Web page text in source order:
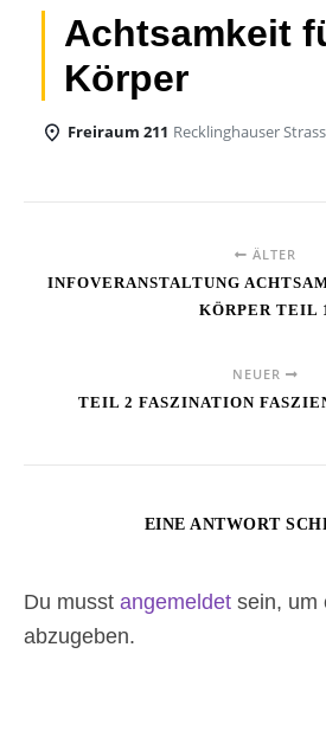
Achtsamkeit
Körper
Freiraum 211 Recklinghauser
ÄLTER
INFOVERANSTALTUNG
KÖRPER TEIL
NEUER
TEIL 2 FASZINATION
EINE ANTWORT
Du musst angemeldet sein, um
abzugeben.